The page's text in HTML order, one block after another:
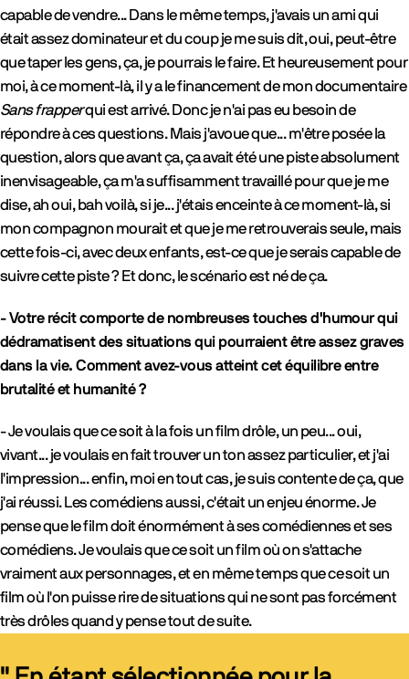
capable de vendre... Dans le même temps, j'avais un ami qui
était assez dominateur et du coup je me suis dit, oui, peut-être
que taper les gens, ça, je pourrais le faire. Et heureusement pour
moi, à ce moment-là, il y a le financement de mon documentaire
Sans frapperqui est arrivé. Donc je n'ai pas eu besoin de
répondre à ces questions. Mais j'avoue que... m'être posée la
question, alors que avant ça, ça avait été une piste absolument
inenvisageable, ça m'a suffisamment travaillé pour que je me
dise, ah oui, bah voilà, si je... j'étais enceinte à ce moment-là, si
mon compagnon mourait et que je me retrouverais seule, mais
cette fois-ci, avec deux enfants, est-ce que je serais capable de
suivre cette piste ? Et donc, le scénario est né de ça.
- Votre récit comporte de nombreuses touches d'humour qui
dédramatisent des situations qui pourraient être assez graves
dans la vie. Comment avez-vous atteint cet équilibre entre
brutalité et humanité ?
- Je voulais que ce soit à la fois un film drôle, un peu... oui,
vivant... je voulais en fait trouver un ton assez particulier, et j'ai
l'impression... enfin, moi en tout cas, je suis contente de ça, que
j'ai réussi. Les comédiens aussi, c'était un enjeu énorme. Je
pense que le film doit énormément à ses comédiennes et ses
comédiens. Je voulais que ce soit un film où on s'attache
vraiment aux personnages, et en même temps que ce soit un
film où l'on puisse rire de situations qui ne sont pas forcément
très drôles quand y pense tout de suite.